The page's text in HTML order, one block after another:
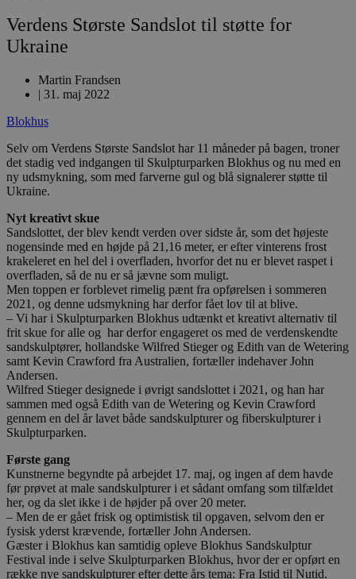
Verdens Største Sandslot til støtte for
Ukraine
Martin Frandsen
| 31. maj 2022
Blokhus
Selv om Verdens Største Sandslot har 11 måneder på bagen, troner
det stadig ved indgangen til Skulpturparken Blokhus og nu med en
ny udsmykning, som med farverne gul og blå signalerer støtte til
Ukraine.
Nyt kreativt skue
Sandslottet, der blev kendt verden over sidste år, som det højeste
nogensinde med en højde på 21,16 meter, er efter vinterens frost
krakeleret en hel del i overfladen, hvorfor det nu er blevet raspet i
overfladen, så de nu er så jævne som muligt.
Men toppen er forblevet rimelig pænt fra opførelsen i sommeren
2021, og denne udsmykning har derfor fået lov til at blive.
– Vi har i Skulpturparken Blokhus udtænkt et kreativt alternativ til
frit skue for alle og har derfor engageret os med de verdenskendte
sandskulptører, hollandske Wilfred Stieger og Edith van de Wetering
samt Kevin Crawford fra Australien, fortæller indehaver John
Andersen.
Wilfred Stieger designede i øvrigt sandslottet i 2021, og han har
sammen med også Edith van de Wetering og Kevin Crawford
gennem en del år lavet både sandskulpturer og fiberskulpturer i
Skulpturparken.
Første gang
Kunstnerne begyndte på arbejdet 17. maj, og ingen af dem havde
før prøvet at male sandskulpturer i et sådant omfang som tilfældet
her, og da slet ikke i de højder på over 20 meter.
– Men de er gået frisk og optimistisk til opgaven, selvom den er
fysisk yderst krævende, fortæller John Andersen.
Gæster i Blokhus kan samtidig opleve Blokhus Sandskulptur
Festival inde i selve Skulpturparken Blokhus, hvor der er opført en
række nye sandskulpturer efter dette års tema: Fra Istid til Nutid.